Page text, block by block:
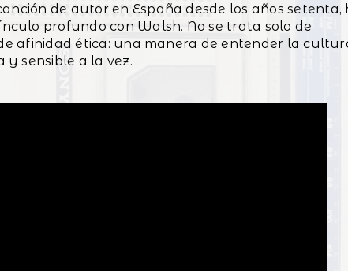
de autor en España desde los años setenta,
profundo con Walsh. No se trata solo de
afinidad ética: una manera de entender la
sensible a la vez.